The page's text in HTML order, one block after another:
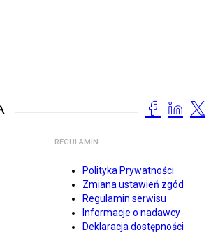
REGULAMIN
Polityka Prywatności
Zmiana ustawień zgód
Regulamin serwisu
Informacje o nadawcy
Deklaracja dostępności